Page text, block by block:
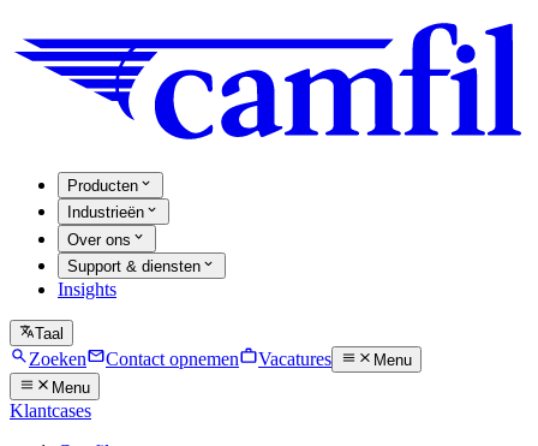
Producten
Industrieën
Over ons
Support & diensten
Insights
Taal
Zoeken Contact opnemen Vacatures
Menu
Menu
Klantcases